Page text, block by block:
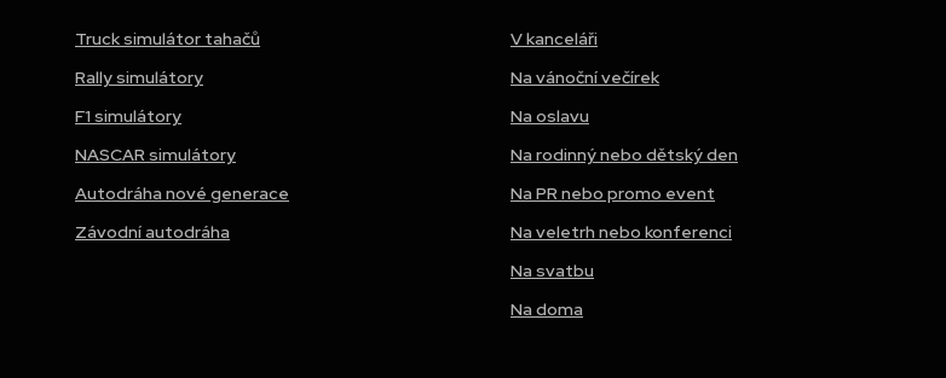
Truck simulátor tahačů
Rally simulátory
F1 simulátory
NASCAR simulátory
Autodráha nové generace
Závodní autodráha
V kanceláři
Na vánoční večírek
Na oslavu
Na rodinný nebo dětský den
Na PR nebo promo event
Na veletrh nebo konferenci
Na svatbu
Na doma